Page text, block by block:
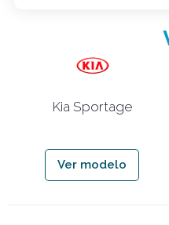
Kia Sportage
Ver modelo